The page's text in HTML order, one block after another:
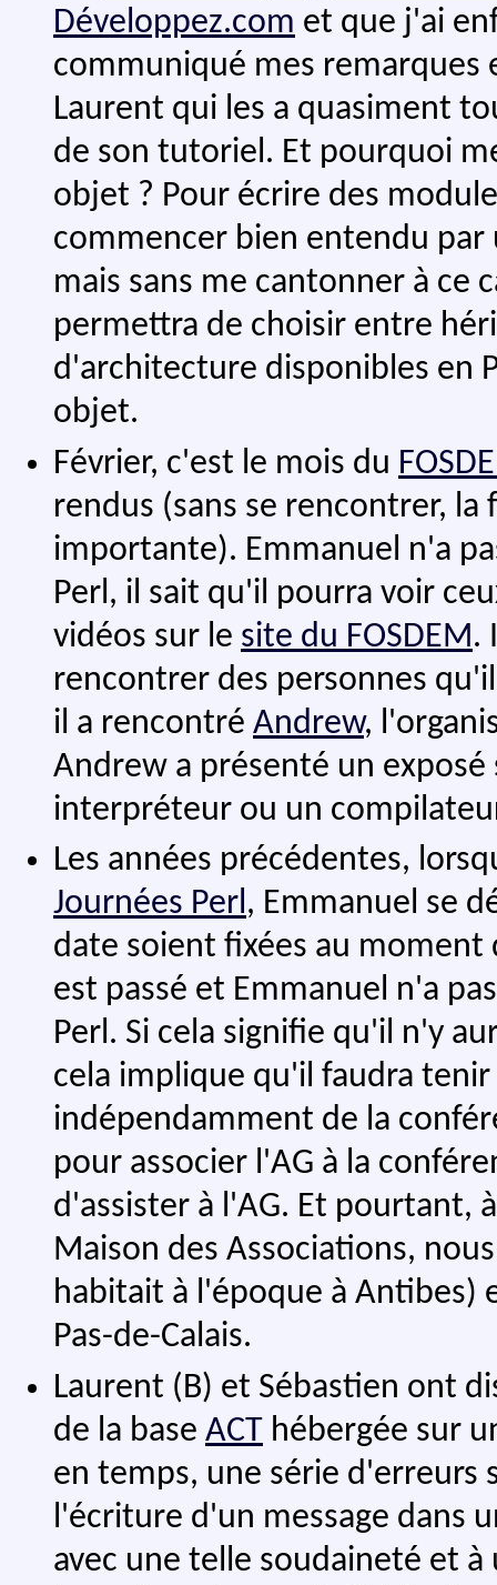
Développez.com et que j'ai
communiqué mes remarques
Laurent qui les a quasiment
de son tutoriel. Et pourquoi
objet ? Pour écrire des
commencer bien entendu
mais sans me cantonner à ce
permettra de choisir entre
d'architecture disponibles en
objet.
Février, c'est le mois du
rendus (sans se rencontrer,
importante). Emmanuel n'a
Perl, il sait qu'il pourra voir
vidéos sur le site du FOSDEM.
rencontrer des personnes
il a rencontré Andrew,
Andrew a présenté un
interpréteur ou un
Les années précédentes,
Journées Perl, Emmanuel se
date soient fixées au moment
est passé et Emmanuel n'a
Perl. Si cela signifie qu'il n'y
cela implique qu'il faudra
indépendamment de la
pour associer l'AG à la
d'assister à l'AG. Et pourtant,
Maison des Associations,
habitait à l'époque à Antibes)
Pas-de-Calais.
Laurent (B) et Sébastien ont
de la base ACT hébergée sur
en temps, une série
l'écriture d'un message dans
avec une telle soudaineté et